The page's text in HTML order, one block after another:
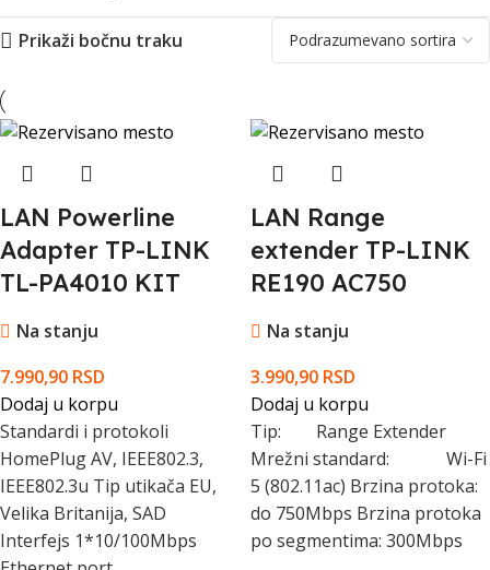
Prikaži bočnu traku
LAN Powerline
Adapter TP-LINK
TL-PA4010 KIT
Na stanju
7.990,90 RSD
Dodaj u korpu
Standardi i protokoli
HomePlug AV, IEEE802.3,
IEEE802.3u Tip utikača EU,
Velika Britanija, SAD
Interfejs 1*10/100Mbps
LAN Range
extender TP-LINK
RE190 AC750
Na stanju
3.990,90 RSD
Dodaj u korpu
Tip: Range Extender
Mrežni standard: Wi-Fi
5 (802.11ac) Brzina protoka:
do 750Mbps Brzina protoka
po segmentima: 300Mbps